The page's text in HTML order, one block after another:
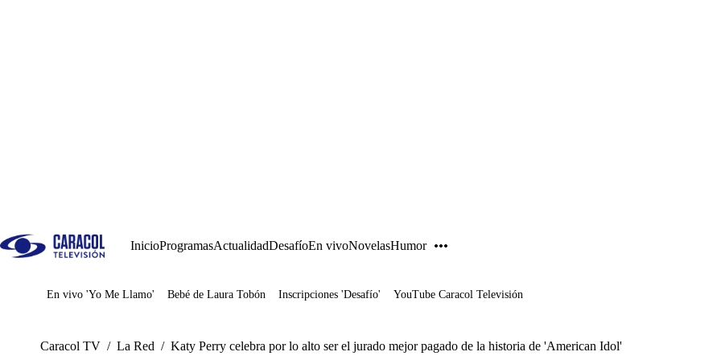
InicioProgramasActualidadDesafíoEn vivoNovelasHumor
Juegos
En vivo 'Yo Me Llamo' Bebé de Laura Tobón Inscripciones 'Desafío' YouTube Caracol Televisión
Caracol TV / La Red / Katy Perry celebra por lo alto ser el jurado mejor pagado de la historia de 'American Idol'